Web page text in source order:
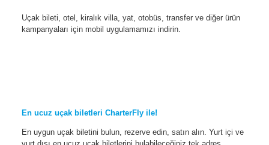
Uçak bileti, otel, kiralık villa, yat, otobüs, transfer ve diğer ürün
kampanyaları için mobil uygulamamızı indirin.
En ucuz uçak biletleri CharterFly ile!
En uygun uçak biletini bulun, rezerve edin, satın alın. Yurt içi ve